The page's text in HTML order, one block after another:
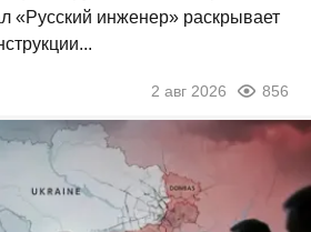
«Русский инженер» раскрывает
2 авг 2026 856